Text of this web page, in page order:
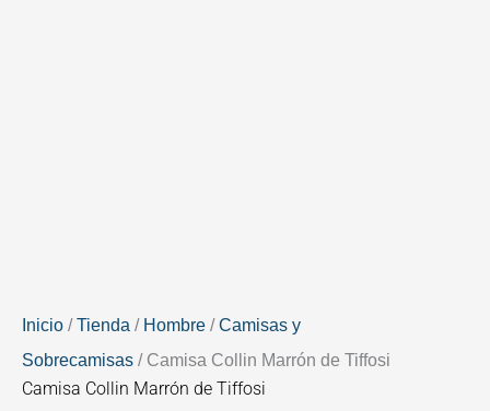
Inicio /Tienda / Hombre /Camisas y
Sobrecamisas / Camisa Collin Marrón de Tiffosi
Camisa Collin Marrón de Tiffosi